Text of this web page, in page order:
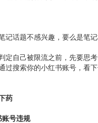
记话题不感兴趣，要么是笔
定自己被限流之前，先要思
过搜索你的小红书账号，看
药
账号违规